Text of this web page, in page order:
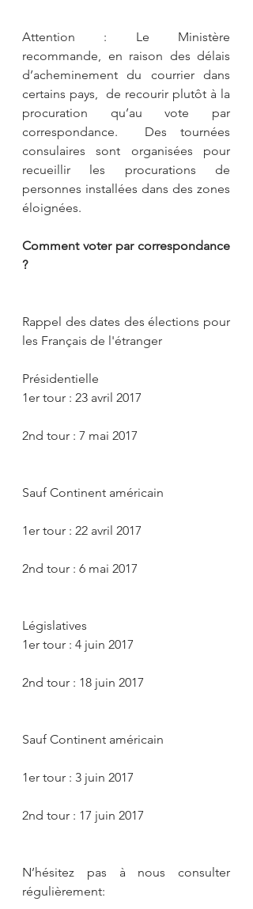
Attention : Le Ministère
recommande, en raison des délais
d’acheminement du courrier dans
certains pays,  de recourir plutôt à la
procuration qu’au vote par
correspondance.  Des tournées
consulaires sont organisées pour
recueillir les procurations de
personnes installées dans des zones
éloignées.
Comment voter par correspondance
?
Rappel des dates des élections pour
les Français de l'étranger
Présidentielle
1er tour : 23 avril 2017
2nd tour : 7 mai 2017
Sauf Continent américain
1er tour : 22 avril 2017
2nd tour : 6 mai 2017
Législatives
1er tour : 4 juin 2017
2nd tour : 18 juin 2017
Sauf Continent américain
1er tour : 3 juin 2017
2nd tour : 17 juin 2017
N’hésitez pas à nous consulter
régulièrement: